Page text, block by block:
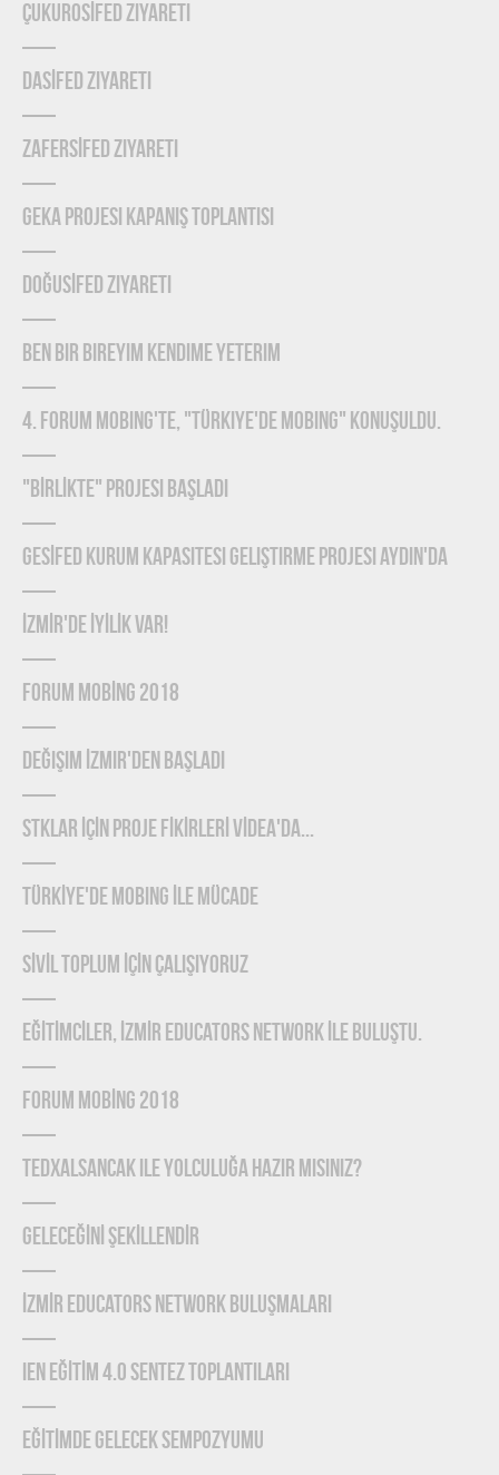
ÇUKUROSİFED Ziyareti
DASİFED Ziyareti
ZAFERSİFED Ziyareti
GEKA Projesi Kapanış Toplantısı
DOĞUSİFED Ziyareti
Ben Bir Bireyim Kendime Yeterim
4. Forum Mobing'te, "Türkiye'de Mobing" konuşuldu.
"BİRLİKTE" Projesi Başladı
GESİFED Kurum Kapasitesi Geliştirme Projesi Aydın'da
İZMİR'de İYİLİK Var!
FORUM MOBİNG 2018
Değişim İzmir'den Başladı
STKLAR İÇİN PROJE FİKİRLERİ VİDEA'DA...
TÜRKİYE'DE MOBING İLE MÜCADE
SİVİL TOPLUM İÇİN ÇALIŞIYORUZ
EĞİTİMCİLER, İZMİR EDUCATORS NETWORK İLE BULUŞTU.
FORUM MOBİNG 2018
TEDxAlsancak ile Yolculuğa Hazır mısınız?
GELECEĞİNİ ŞEKİLLENDİR
İZMİR EDUCATORS NETWORK BULUŞMALARI
IEN EĞİTİM 4.0 SENTEZ TOPLANTILARI
EĞİTİMDE GELECEK SEMPOZYUMU